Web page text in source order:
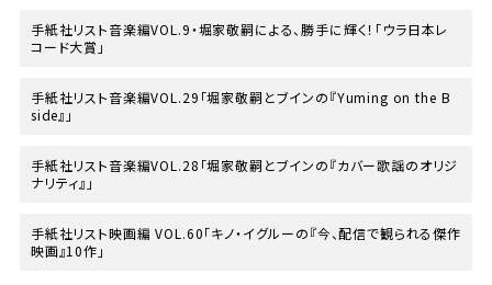
手紙社リスト音楽編VOL.9・堀家敬嗣による、勝手に輝く！「ウラ日本レ
コード大賞」
手紙社リスト音楽編VOL.29「堀家敬嗣とブインの『Yuming on the B
side』」
手紙社リスト音楽編VOL.28「堀家敬嗣とブインの『カバー歌謡のオリジ
ナリティ』」
手紙社リスト映画編 VOL.60「キノ・イグルーの『今、配信で観られる傑作
映画』10作」